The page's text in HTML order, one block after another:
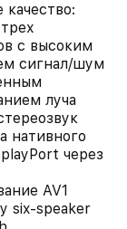
с высоким
сигнал/шум
луча
нативного
через
AV1
six‑speaker